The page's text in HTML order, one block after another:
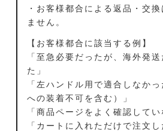
・お客様都合による返品・交
ません。
【お客様都合に該当する例】
「至急必要だったが、海外発
た」
「左ハンドル用で適合しなか
への装着不可を含む）」
「商品ページをよく確認してい
「カートに入れただけで注文